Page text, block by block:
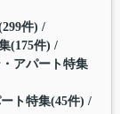
件)
(175件)
アパート特集
ト特集(45件)